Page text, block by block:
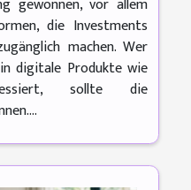
die Investments
machen. Wer
digitale Produkte wie
sollte die